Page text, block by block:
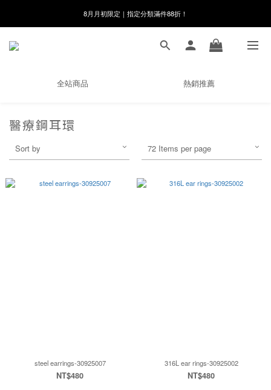
8月月初限定｜指定分類滿件88折！
8月月初限定｜指定分類滿件88折！
線在，好事發生｜祈願新品 第2件享9折
全站商品 熱銷推薦
醫療鋼耳環
Sort by 72 Items per page
steel earrings-30925007
NT$480
316L ear rings-30925002
NT$480